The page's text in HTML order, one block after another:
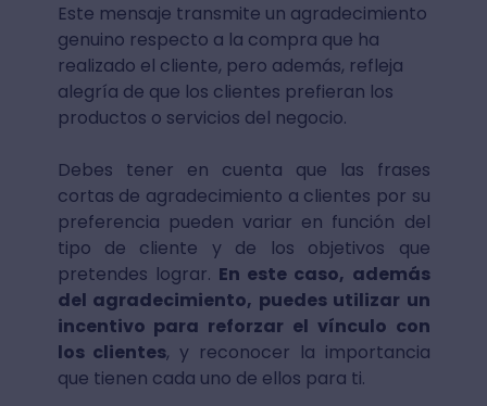
Este mensaje transmite un agradecimiento
genuino respecto a la compra que ha
realizado el cliente, pero además, refleja
alegría de que los clientes prefieran los
productos o servicios del negocio.
Debes tener en cuenta que las frases
cortas de agradecimiento a clientes por su
preferencia pueden variar en función del
tipo de cliente y de los objetivos que
pretendes lograr. En este caso, además
del agradecimiento, puedes utilizar un
incentivo para reforzar el vínculo con
los clientes, y reconocer la importancia
que tienen cada uno de ellos para ti.